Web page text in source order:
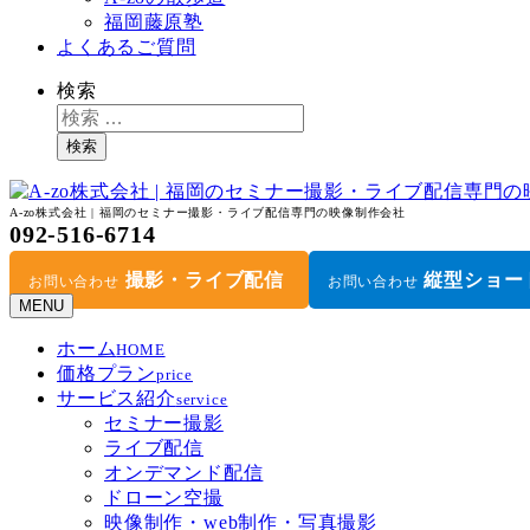
福岡藤原塾
よくあるご質問
検索
検索
A-zo株式会社 | 福岡のセミナー撮影・ライブ配信専門の映像制作会社
092-516-6714
お問い合わせ 撮影・ライブ配信 お問い合わせ 縦型ショー
MENU
ホームHOME
価格プランprice
サービス紹介service
セミナー撮影
ライブ配信
オンデマンド配信
ドローン空撮
映像制作・web制作・写真撮影